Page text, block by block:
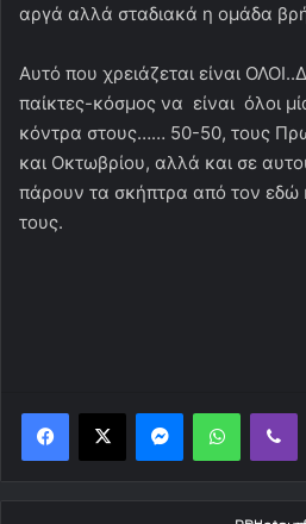
αργά αλλά σταδιακά η ομάδα
Αυτό που χρειάζεται είναι
παίκτες-κόσμος να είναι όλοι
κόντρα στους…… 50-50, τους
και Οκτωβρίου, αλλά και σε
πάρουν τα σκήπτρα από τον εδώ
τους.
MessengerWhatsApp